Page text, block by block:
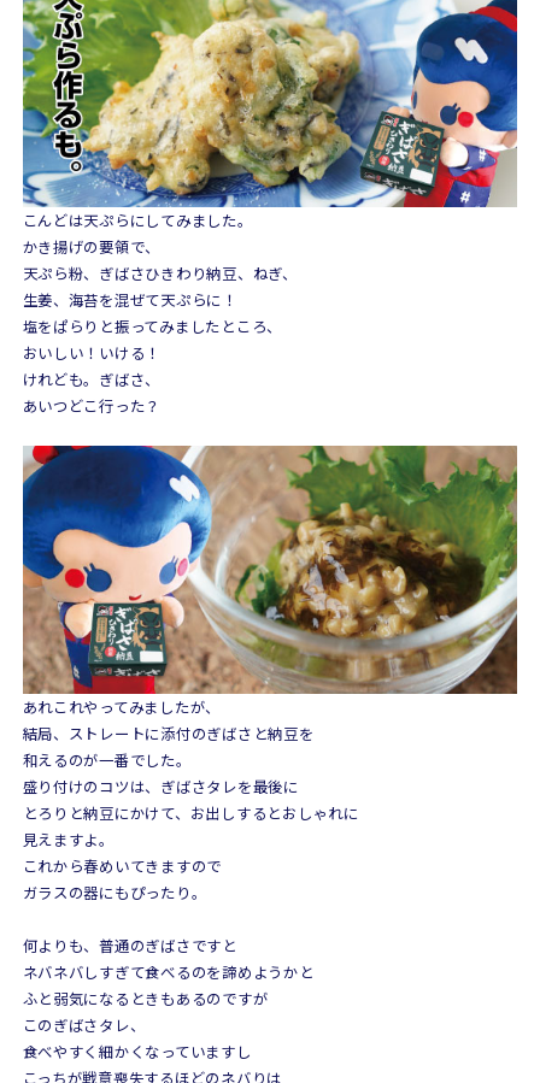
こんどは天ぷらにしてみました。
かき揚げの要領で、
天ぷら粉、ぎばさひきわり納豆、ねぎ、
生姜、海苔を混ぜて天ぷらに！
塩をぱらりと振ってみましたところ、
おいしい！いける！
けれども。ぎばさ、
あいつどこ行った？
あれこれやってみましたが、
結局、ストレートに添付のぎばさと納豆を
和えるのが一番でした。
盛り付けのコツは、ぎばさタレを最後に
とろりと納豆にかけて、お出しするとおしゃれに
見えますよ。
これから春めいてきますので
ガラスの器にもぴったり。
何よりも、普通のぎばさですと
ネバネバしすぎて食べるのを諦めようかと
ふと弱気になるときもあるのですが
このぎばさタレ、
食べやすく細かくなっていますし
こっちが戦意喪失するほどのネバりは